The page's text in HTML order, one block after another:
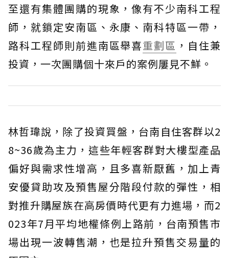
至還有集體團購的現象，像有不少南科工程
師，就鎖定安南區、永康、南科特區一帶，
路科工程師則前進南區舉喜重劃區 ，自住兼
投資，一次團購個十來戶的案例屢見不鮮。
林哲瑋說，除了投資買盤，台南自住客群以2
8~36歲為主力，這些年輕客群對大樓型產品
偏好與需求性增高，且多喜新厭舊，加上青
安優貸助攻及預售屋分階段付款的彈性，相
對推升購屋族在高房價時代更有力進場，而2
023年7月平均地權條例上路前，台南預售市
場出現一波轉售潮，也是拉升預售交易量的